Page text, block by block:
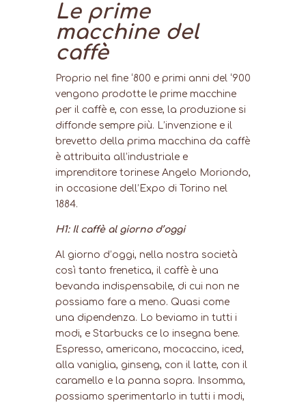
Le prime
macchine del
caffè
Proprio nel fine ‘800 e primi anni del ‘900
vengono prodotte le prime macchine
per il caffè e, con esse, la produzione si
diffonde sempre più. L’invenzione e il
brevetto della prima macchina da caffè
è attribuita all’industriale e
imprenditore torinese Angelo Moriondo,
in occasione dell’Expo di Torino nel
1884.
H1: Il caffè al giorno d’oggi
Al giorno d’oggi, nella nostra società
così tanto frenetica, il caffè è una
bevanda indispensabile, di cui non ne
possiamo fare a meno. Quasi come
una dipendenza. Lo beviamo in tutti i
modi, e Starbucks ce lo insegna bene.
Espresso, americano, mocaccino, iced,
alla vaniglia, ginseng, con il latte, con il
caramello e la panna sopra. Insomma,
possiamo sperimentarlo in tutti i modi,